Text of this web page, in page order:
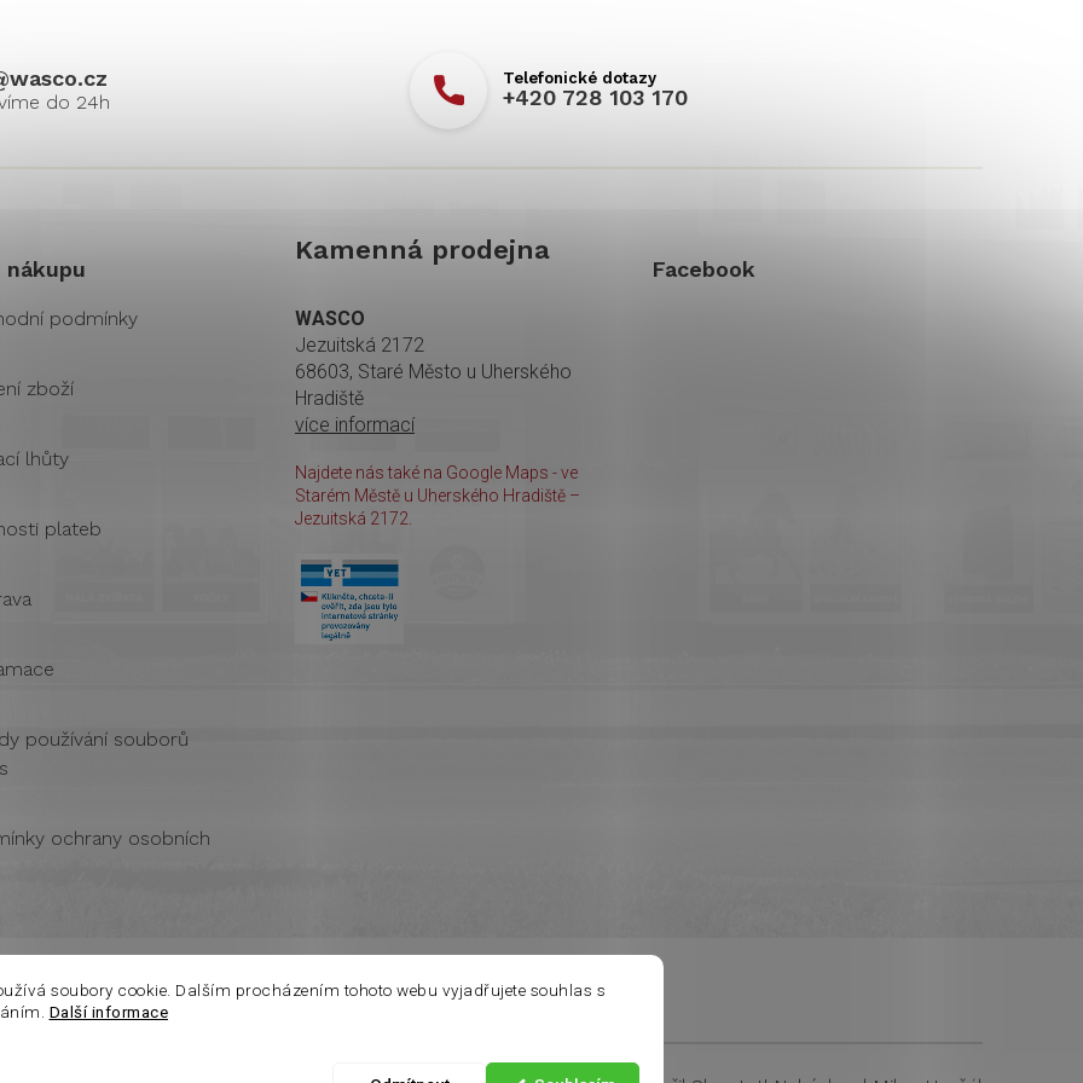
soubory cookie. Dalším procházením tohoto webu vyjadřujete souhlas s
Další informace
Vážení zákazníci. Ve čtvrtek 6.8 je na prodejně otevřeno
wasco.cz
+420 728 103 170
nákupu
podmínky
zboží
lhůty
plateb
používání souborů
ochrany osobních
Kamenná prodejna
WASCO
Jezuitská 2172
68603, Staré Město u Uherského
Hradiště
více informací
Najdete nás také na Google Maps - ve
Starém Městě u Uherského Hradiště –
Jezuitská 2172.
Facebook